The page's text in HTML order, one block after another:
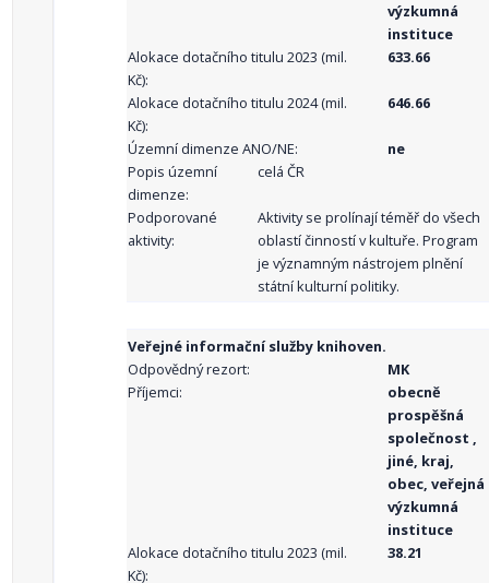
výzkumná
instituce
Alokace dotačního titulu 2023 (mil.
Kč):
633.66
Alokace dotačního titulu 2024 (mil.
Kč):
646.66
Územní dimenze ANO/NE:
ne
Popis územní
dimenze:
celá ČR
Podporované
aktivity:
Aktivity se prolínají téměř do všech
oblastí činností v kultuře. Program
je významným nástrojem plnění
státní kulturní politiky.
Veřejné informační služby knihoven.
Odpovědný rezort:
MK
Příjemci:
obecně
prospěšná
společnost ,
jiné, kraj,
obec, veřejná
výzkumná
instituce
Alokace dotačního titulu 2023 (mil.
Kč):
38.21